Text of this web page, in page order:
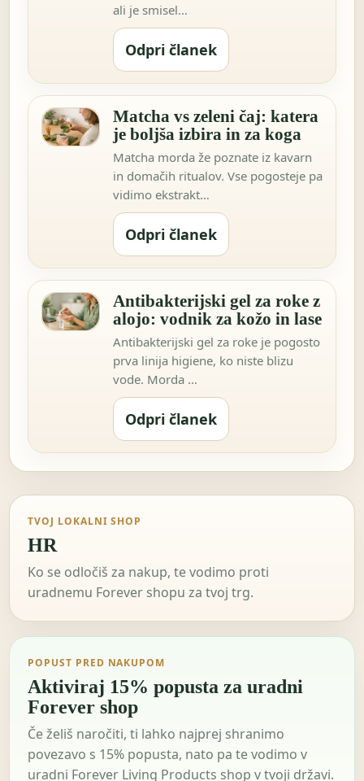
ali je smisel…
Odpri članek
Matcha vs zeleni čaj: katera
je boljša izbira in za koga
Matcha morda že poznate iz kavarn
in domačih ritualov. Vse pogosteje pa
vidimo ekstrakt…
Odpri članek
Antibakterijski gel za roke z
alojo: vodnik za kožo in lase
Antibakterijski gel za roke je pogosto
prva linija higiene, ko niste blizu
vode. Morda …
Odpri članek
TVOJ LOKALNI SHOP
HR
Ko se odločiš za nakup, te vodimo proti
uradnemu Forever shopu za tvoj trg.
POPUST PRED NAKUPOM
Aktiviraj 15% popusta za uradni
Forever shop
Če želiš naročiti, ti lahko najprej shranimo
povezavo s 15% popusta, nato pa te vodimo v
uradni Forever Living Products shop v tvoji državi.